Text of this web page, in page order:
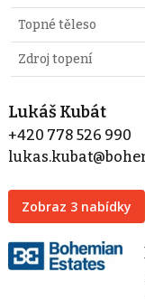
Topné těleso
Zdroj topení
Lukáš Kubát
+420 778 526 990
Zobraz 3 nabídky